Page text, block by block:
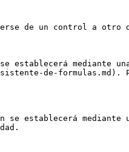
de un control a otro
mediante
de-
establecerá mediante